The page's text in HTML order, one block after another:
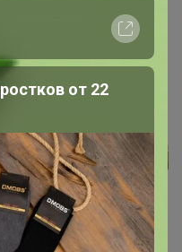
Реклама
от 22